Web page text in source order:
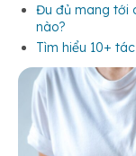
Đu đủ mang tới
nào?
Tìm hiểu 10+